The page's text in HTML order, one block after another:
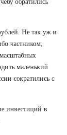
обратились
Не так уж и
частником,
масштабных
маленький
сократились с
инвестиций в